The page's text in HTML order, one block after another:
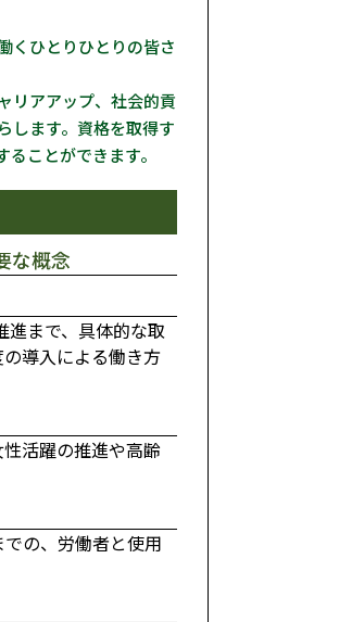
くひとりひとりの皆さ
リアアップ、社会的貢
します。資格を取得す
ことができます。
な概念
進まで、具体的な取
導入による働き方
活躍の推進や高齢
の、労働者と使用